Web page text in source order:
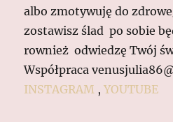
albo zmotywuję do
zostawisz ślad po sobie
rownież odwiedzę Twój
Współpraca
INSTAGRAM ,YOUTUBE